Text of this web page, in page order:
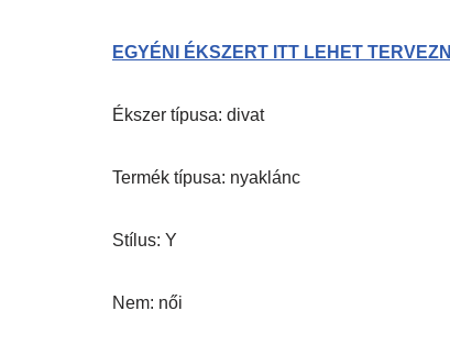
EGYÉNI ÉKSZERT ITT LEHET TERVEZNI
Ékszer típusa: divat
Termék típusa: nyaklánc
Stílus: Y
Nem: női